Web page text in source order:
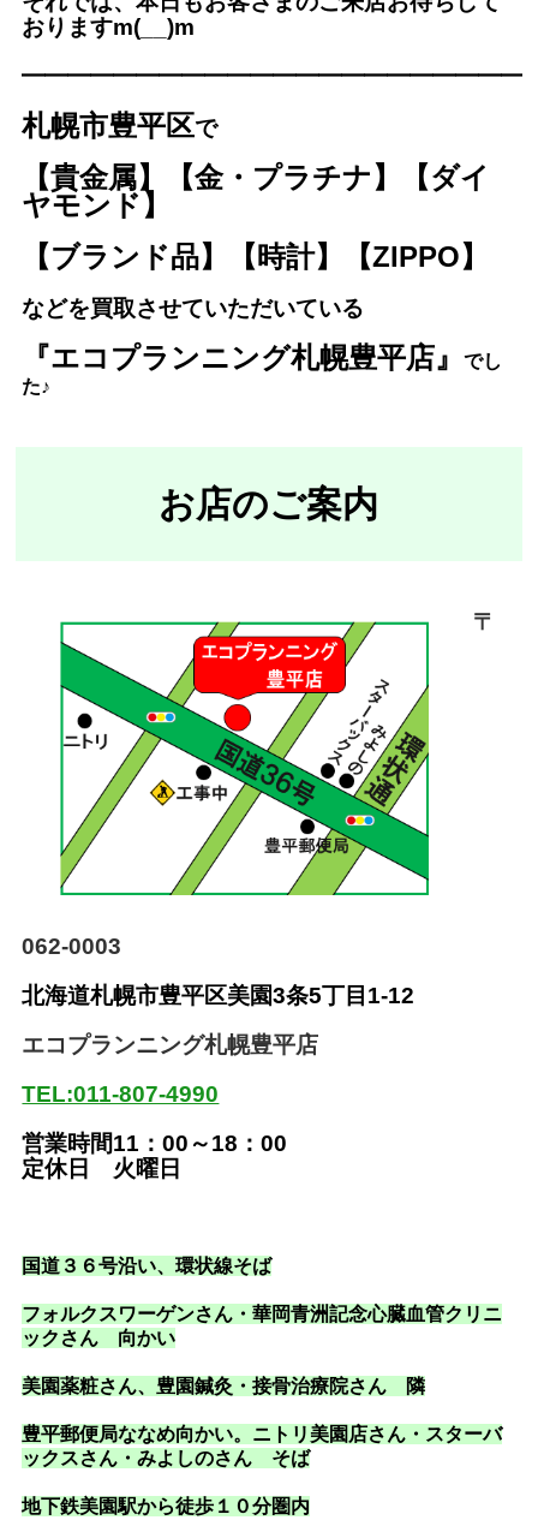
おりますm(__)m
━━━━━━━━━━━━━
札幌市豊平区で
【貴金属】【金・プラチナ】【ダイ
ヤモンド】
【ブランド品】【時計】【ZIPPO】
などを買取させていただいている
『エコプランニング札幌豊平店』でし
た♪
お店のご案内
〒
062-0003
北海道札幌市豊平区美園3条5丁目1-12
エコプランニング札幌豊平店
TEL:011-807-4990
営業時間11：00～18：00
定休日 火曜日
国道３６号沿い、環状線そば
フォルクスワーゲンさん・華岡青洲記念心臓血管クリニ
ックさん 向かい
美園薬粧さん、豊園鍼灸・接骨治療院さん 隣
豊平郵便局ななめ向かい。ニトリ美園店さん・スターバ
ックスさん・みよしのさん そば
地下鉄美園駅から徒歩１０分圏内